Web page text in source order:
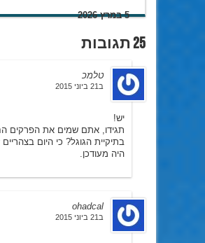
5 במרץ 2026
25 תגובות
טלמכ
ב21 ביוני 2015
יש!
תגידו, אתם שמים את הפרקים
בתיקיית הגוגל? כי היום בצהריים
היה מעודכן.
ohadcal
ב21 ביוני 2015